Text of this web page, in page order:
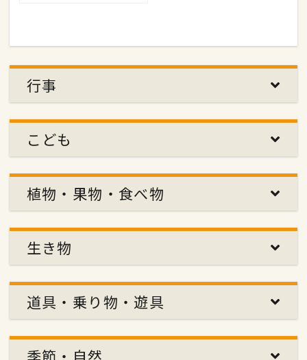
行事
こども
植物・果物・食べ物
生き物
道具・乗り物・遊具